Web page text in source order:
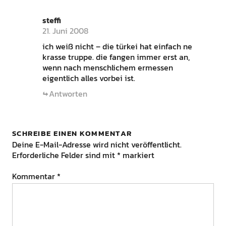
steffi
21. Juni 2008
ich weiß nicht – die türkei hat einfach ne
krasse truppe. die fangen immer erst an,
wenn nach menschlichem ermessen
eigentlich alles vorbei ist.
Antworten
SCHREIBE EINEN KOMMENTAR
Deine E-Mail-Adresse wird nicht veröffentlicht.
Erforderliche Felder sind mit * markiert
Kommentar *